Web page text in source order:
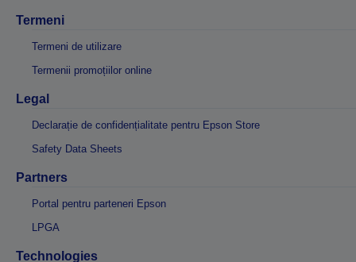
Termeni
Termeni de utilizare
Termenii promoțiilor online
Legal
Declarație de confidențialitate pentru Epson Store
Safety Data Sheets
Partners
Portal pentru parteneri Epson
LPGA
Technologies